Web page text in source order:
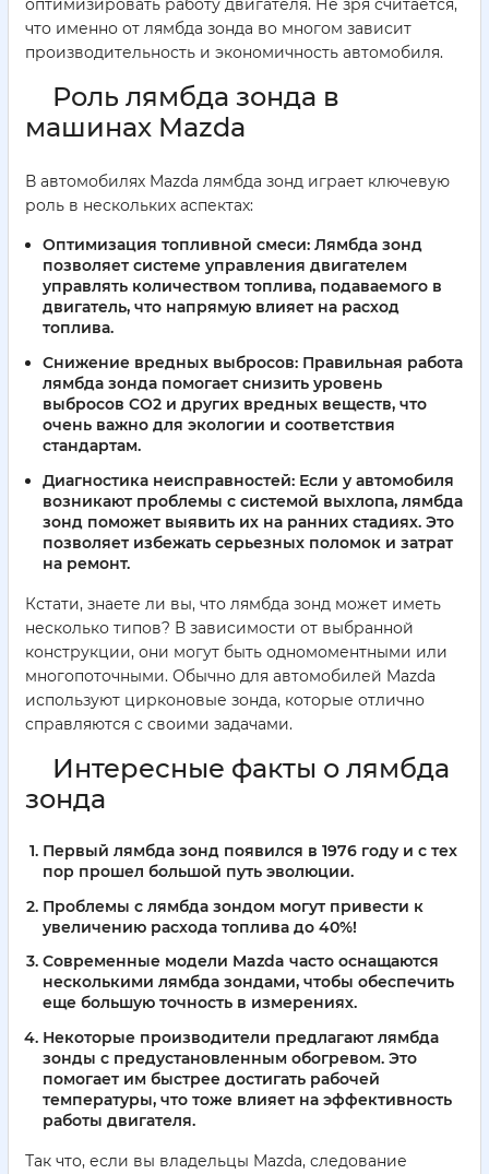
оптимизировать работу двигателя. Не зря считается,
что именно от лямбда зонда во многом зависит
производительность и экономичность автомобиля.
Роль лямбда зонда в
машинах Mazda
В автомобилях Mazda лямбда зонд играет ключевую
роль в нескольких аспектах:
Оптимизация топливной смеси: Лямбда зонд
позволяет системе управления двигателем
управлять количеством топлива, подаваемого в
двигатель, что напрямую влияет на расход
топлива.
Снижение вредных выбросов: Правильная работа
лямбда зонда помогает снизить уровень
выбросов CO2 и других вредных веществ, что
очень важно для экологии и соответствия
стандартам.
Диагностика неисправностей: Если у автомобиля
возникают проблемы с системой выхлопа, лямбда
зонд поможет выявить их на ранних стадиях. Это
позволяет избежать серьезных поломок и затрат
на ремонт.
Кстати, знаете ли вы, что лямбда зонд может иметь
несколько типов? В зависимости от выбранной
конструкции, они могут быть одномоментными или
многопоточными. Обычно для автомобилей Mazda
используют цирконовые зонда, которые отлично
справляются с своими задачами.
Интересные факты о лямбда
зонда
Первый лямбда зонд появился в 1976 году и с тех
пор прошел большой путь эволюции.
Проблемы с лямбда зондом могут привести к
увеличению расхода топлива до 40%!
Современные модели Mazda часто оснащаются
несколькими лямбда зондами, чтобы обеспечить
еще большую точность в измерениях.
Некоторые производители предлагают лямбда
зонды с предустановленным обогревом. Это
помогает им быстрее достигать рабочей
температуры, что тоже влияет на эффективность
работы двигателя.
Так что, если вы владельцы Mazda, следование